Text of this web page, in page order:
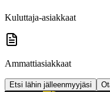
Kuluttaja-asiakkaat
Ammattiasiakkaat
Etsi lähin jälleenmyyjäsi